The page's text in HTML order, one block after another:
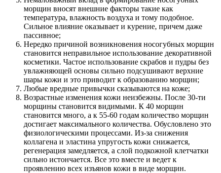
морщин вносят внешние факторы такие как
температура, влажность воздуха и тому подобное.
Сильное влияние оказывает и курение, причем даже
пассивное;
Нередко причиной возникновения носогубных морщин
становится неправильное использование декоративной
косметики. Частое использование скрабов и пудры без
увлажняющей основы сильно подсушивают верхние
шары кожи и это приводит к образованию морщин;
Любые вредные привычки сказываются на коже;
Возрастные изменения кожи неизбежны. После 30-ти
морщины становится видимыми. К 40 морщин
становится много, а к 55-60 годам количество морщин
достигает максимального количества. Обусловлено это
физиологическими процессами. Из-за снижения
коллагена и эластина упругость кожи снижается,
регенерация замедляется, а слой подкожной клетчатки
сильно истончается. Все это вместе и ведет к
проявлению всех изъянов кожи в виде морщин.